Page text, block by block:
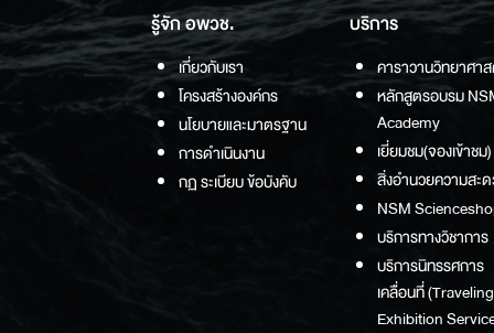
รู้จัก อพวช.
เกี่ยวกับเรา
โครงสร้างองค์กร
นโยบายและมาตรฐาน
การดำเนินงาน
กฏ ระเบียบ ข้อบังคับ
บริการ
คาราวานวิทยาศา
หลักสูตรอบรม
Academy
เยี่ยมชม(จองเข้าชม)
สิ่งอำนวยความสะ
NSM
บริการทางวิชาการ
บริการนิทรรศการ
เคลื่อนที่ (Traveling
Exhibition